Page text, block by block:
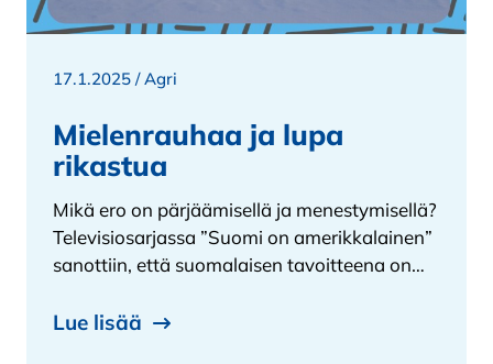
17.1.2025 /Agri
Mielenrauhaa ja lupa
rikastua
Mikä ero on pärjäämisellä ja menestymisellä?
Televisiosarjassa ”Suomi on amerikkalainen”
sanottiin, että suomalaisen tavoitteena on…
Lue lisää